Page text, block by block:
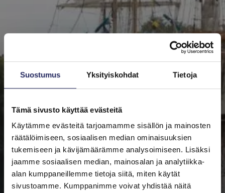
Suostumus Yksityiskohdat Tietoja
Tämä sivusto käyttää evästeitä
Käytämme evästeitä tarjoamamme sisällön ja mainosten
räätälöimiseen, sosiaalisen median ominaisuuksien
tukemiseen ja kävijämäärämme analysoimiseen. Lisäksi
jaamme sosiaalisen median, mainosalan ja analytiikka-
alan kumppaneillemme tietoja siitä, miten käytät
sivustoamme. Kumppanimme voivat yhdistää näitä